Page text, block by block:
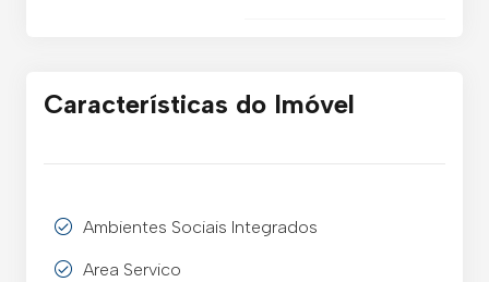
Características do Imóvel
Ambientes Sociais Integrados
Area Servico